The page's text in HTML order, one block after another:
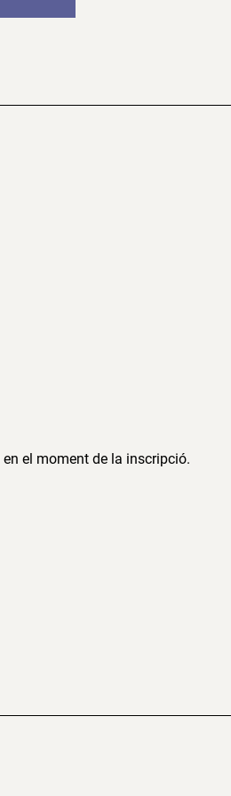
el moment de la inscripció.